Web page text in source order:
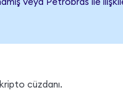
veya Petrobras ile
cüzdanı.